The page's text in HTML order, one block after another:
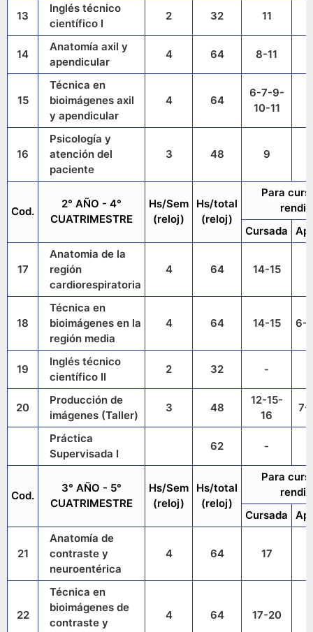
13
Inglés técnico
científico I
2 32 11
14
Anatomía axil y
apendicular
4 64 8-11
15
Técnica en
bioimágenes axil
y apendicular
4 64
6-7-9-
10-11
16
Psicología y
atención del
paciente
3 48 9
Cod.
2° AÑO - 4°
CUATRIMESTRE
Hs/Sem
(reloj)
Hs/total
(reloj)
Para
rendir
Cursada
17
Anatomia de la
región
cardiorespiratoria
4 64 14-15
18
Técnica en
bioimágenes en la
región media
4 64 14-15 6-
19
Inglés técnico
científico II
2 32 -
20
Producción de
imágenes (Taller)
3 48
12-15-
16
7-
Práctica
Supervisada I
62 -
Cod.
3° AÑO - 5°
CUATRIMESTRE
Hs/Sem
(reloj)
Hs/total
(reloj)
Para
rendir
Cursada
21
Anatomía de
contraste y
neuroentérica
4 64 17
22
Técnica en
bioimágenes de
contraste y
4 64 17-20